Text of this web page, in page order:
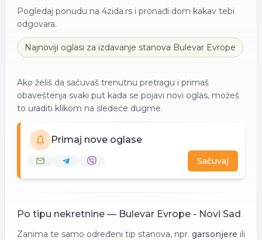
Pogledaj ponudu na 4zida.rs i pronađi dom kakav tebi
odgovara.
Najnoviji oglasi za izdavanje stanova Bulevar Evrope
Ako želiš da sačuvaš trenutnu pretragu i primaš
obaveštenja svaki put kada se pojavi novi oglas, možeš
to uraditi klikom na sledeće dugme.
Primaj nove oglase
Sačuvaj
Po tipu nekretnine — Bulevar Evrope - Novi Sad
Zanima te samo određeni tip stanova, npr. garsonjere ili